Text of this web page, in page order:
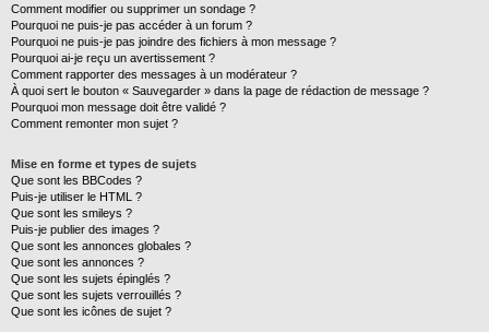
Comment modifier ou supprimer un sondage ?
Pourquoi ne puis-je pas accéder à un forum ?
Pourquoi ne puis-je pas joindre des fichiers à mon message ?
Pourquoi ai-je reçu un avertissement ?
Comment rapporter des messages à un modérateur ?
À quoi sert le bouton « Sauvegarder » dans la page de rédaction de message ?
Pourquoi mon message doit être validé ?
Comment remonter mon sujet ?
Mise en forme et types de sujets
Que sont les BBCodes ?
Puis-je utiliser le HTML ?
Que sont les smileys ?
Puis-je publier des images ?
Que sont les annonces globales ?
Que sont les annonces ?
Que sont les sujets épinglés ?
Que sont les sujets verrouillés ?
Que sont les icônes de sujet ?